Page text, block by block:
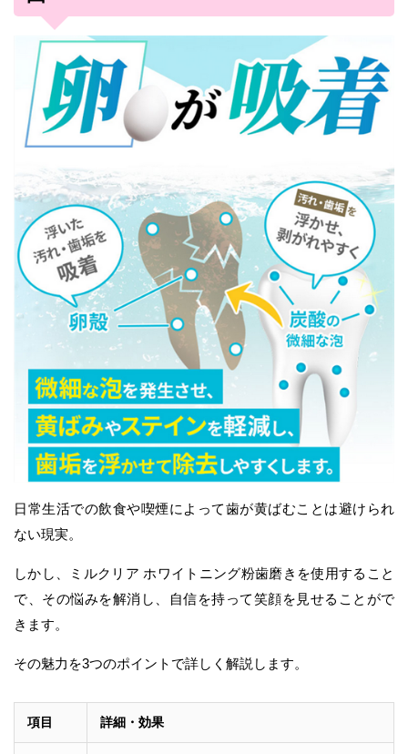
日常生活での飲食や喫煙によって歯が黄ばむことは避けられ
ない現実。
しかし、ミルクリア ホワイトニング粉歯磨きを使用すること
で、その悩みを解消し、自信を持って笑顔を見せることがで
きます。
その魅力を3つのポイントで詳しく解説します。
項目 詳細・効果